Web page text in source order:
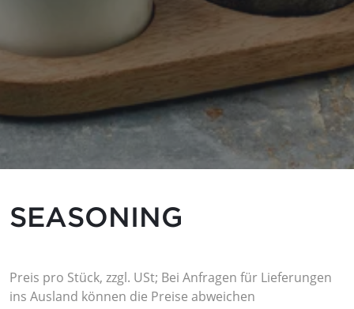
SEASONING
Preis pro Stück, zzgl. USt; Bei Anfragen für Lieferungen
ins Ausland können die Preise abweichen